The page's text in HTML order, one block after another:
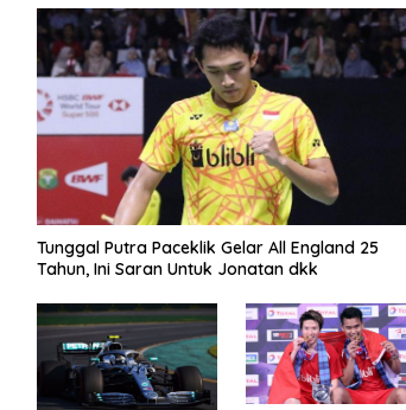
Tunggal Putra Paceklik Gelar All England 25
Tahun, Ini Saran Untuk Jonatan dkk